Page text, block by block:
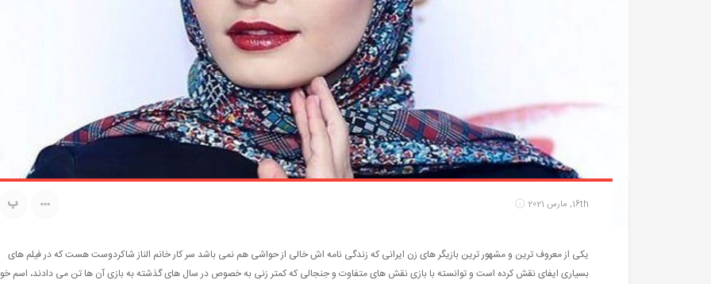
16th, مارس 2021 ب
یکی از معروف ترین و مشهور ترین بازیگر های زن ایرانی که زندگی نامه اش خالی از حواشی هم نمی باشد سر کار خانم الناز شاکردوست هست که در فیلم های
بسیاری ایفای نقش کرده است و توانسته با بازی نقش های متفاوت و جنجالی که کمتر زنی به خصوص در سال های گذشته به بازی آن ها تن می دادند، اسم